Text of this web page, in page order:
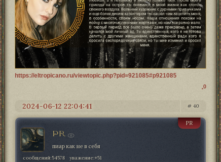
https://eltropicano.ru/viewtopic.php?pid=921085#p921085
0
40
2024-06-12 22:04:41
PR
PR
пиар как не в себя
сообщений:54578 уважение:+51